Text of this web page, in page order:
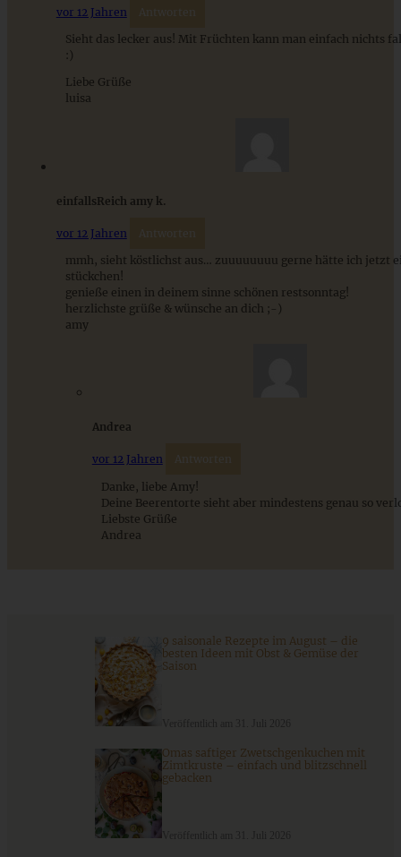
Pistazien-Friands mit Brombeeren
Mediterran gewürztes Gemüse auf cremigem Tahini-
Minz-Joghurt
ZUM BEITRAG
Schweizer Wurstsalat mit Käse - einfach, würzig und in 15
Minuten auf dem Tisch!
vor 12 Jahren Antworten
Sieht das lecker aus! Mit Früchten kann man einfach nichts
:)
Liebe Grüße
luisa
einfallsReich amy k.
vor 12 Jahren Antworten
mmh, sieht köstlichst aus… zuuuuuuuu gerne hätte ich jetzt
stückchen!
genieße einen in deinem sinne schönen restsonntag!
herzlichste grüße & wünsche an dich ;-)
amy
Andrea
vor 12 Jahren Antworten
Danke, liebe Amy!
Deine Beerentorte sieht aber mindestens genau so
Liebste Grüße
Andrea
9 saisonale Rezepte im August – die
besten Ideen mit Obst & Gemüse der
Saison
Omas saftiger Zwetschgenkuchen mit
Zimtkruste – einfach und blitzschnell
gebacken